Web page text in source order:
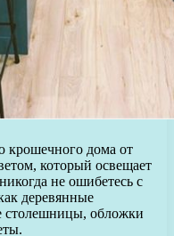
крошечного дома от
который освещает
не ошибетесь с
деревянные
столешницы, обложки